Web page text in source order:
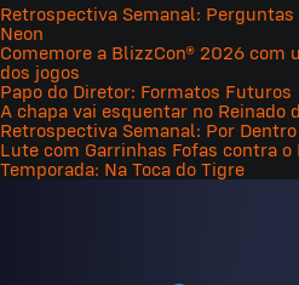
Retrospectiva Semanal:
Neon
Comemore a BlizzCon® 2026
dos jogos
Papo do Diretor: Formatos Futuros
A chapa vai esquentar no Reinado
Retrospectiva Semanal: Por
Lute com Garrinhas Fofas contra o
Temporada: Na Toca do Tigre